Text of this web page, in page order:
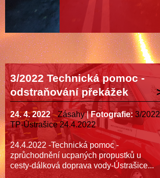
3/2022 Technická pomoc -
odstraňování překážek
24. 4. 2022 Zásahy |Fotografie: 3/2022
TP-Ústrašice 24.4.2022
24.4.2022 -Technická pomoc -
zprůchodnění ucpaných propustků u
cesty-dálková doprava vody-Ústrašice...